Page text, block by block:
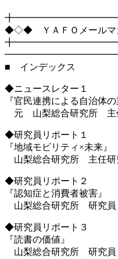
◆◇◆ ＹＡＦＯメールマ
■ インデックス
◆ニュースレター１
『官民連携による自治体
元 山梨総合研究所
◆研究員リポート１
『地域モビリティ×未来』
山梨総合研究所 主任
◆研究員リポート２
『認知症と消費者被害』
山梨総合研究所 研究
◆研究員リポート３
『読書の価値』
山梨総合研究所 研究